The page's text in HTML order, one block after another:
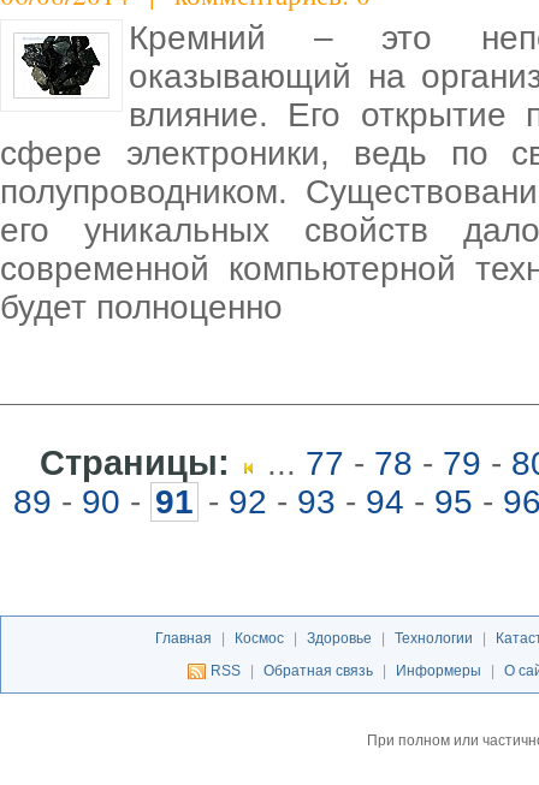
Кремний – это
оказывающий на
влияние. Его открытие
сфере электроники, ведь по
полупроводником.
его уникальных свойств
современной компьютерной
будет полноценно
Страницы: ... 77 - 78 - 79 -
89 - 90 - 91 - 92 - 93 - 94 - 95 -
Главная Космос Здоровье Технологии
RSS
Обратная связь Информеры О
При полном или